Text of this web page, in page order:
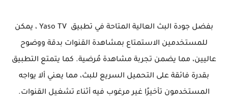
بفضل جودة البث العالية المتاحة في تطبيق Yaso TV ، يمكن
للمستخدمين الاستمتاع بمشاهدة القنوات بدقة ووضوح
عاليين، مما يضمن تجربة مشاهدة مُرضية. كما يتمتع التطبيق
بقدرة فائقة على التحميل السريع للبث، مما يعني ألا يواجه
المستخدمون تأخيرًا غير مرغوب فيه أثناء تشغيل القنوات.